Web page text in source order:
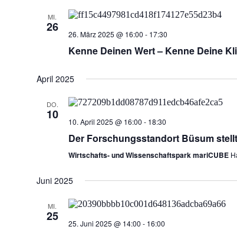
MI.
26 26. März 2025 @ 16:00 - 17:30
Kenne Deinen Wert – Kenne Deine
April 2025
DO.
10 10. April 2025 @ 16:00 - 18:30
Der Forschungsstandort Büsum
Wirtschafts- und Wissenschaftspark mariCUBE
Juni 2025
MI.
25 25. Juni 2025 @ 14:00 - 16:00